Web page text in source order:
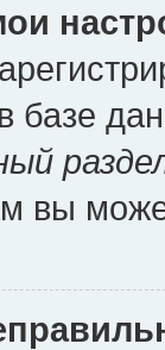
базе
вы